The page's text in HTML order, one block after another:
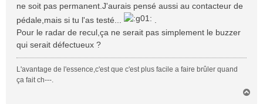
g
e
ne soit pas permanent.J'aurais pensé aussi au contacteur de
pédale,mais si tu l'as testé...
Pour le radar de recul,ça ne serait pas simplement le buzzer
qui serait défectueux ?
L'avantage de l'essence,c'est que c'est plus facile a faire brûler quand
ça fait ch---.